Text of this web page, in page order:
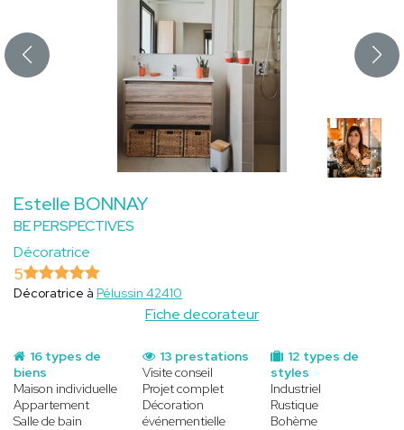
Estelle BONNAY
BE PERSPECTIVES
Décoratrice
Fiche decorateur
5
Décoratrice à Pélussin 42410
16 types de
biens
Maison individuelle
Appartement
Salle de bain
12 types de
styles
Industriel
Rustique
Bohème
13 prestations
Visite conseil
Projet complet
Décoration
événementielle